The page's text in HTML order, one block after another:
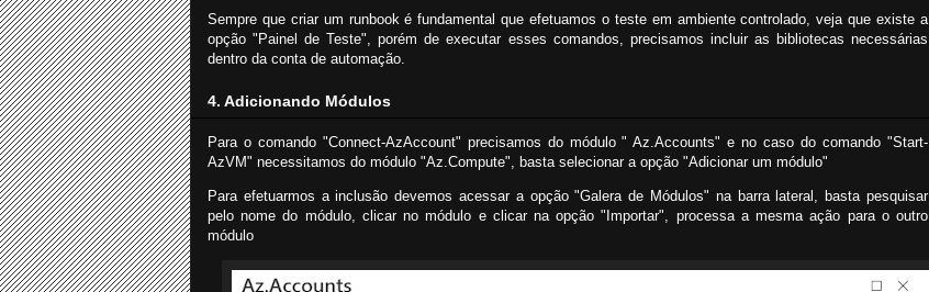
Sempre que criar um runbook é fundamental que efetuamos o teste em ambiente controlado, veja que existe a
opção "Painel de Teste", porém de executar esses comandos, precisamos incluir as bibliotecas necessárias
dentro da conta de automação.
4. Adicionando Módulos
Para o comando "Connect-AzAccount" precisamos do módulo " Az.Accounts" e no caso do comando "Start-
AzVM" necessitamos do módulo "Az.Compute", basta selecionar a opção "Adicionar um módulo"
Para efetuarmos a inclusão devemos acessar a opção "Galera de Módulos" na barra lateral, basta pesquisar
pelo nome do módulo, clicar no módulo e clicar na opção "Importar", processa a mesma ação para o outro
módulo